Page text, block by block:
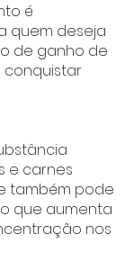
é
quem deseja
de ganho de
conquistar
e carnes
também pode
que aumenta
nos